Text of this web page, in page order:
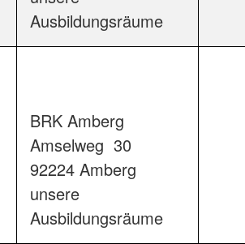
BRK Amberg
Amselweg  30
92224 Amberg
unsere